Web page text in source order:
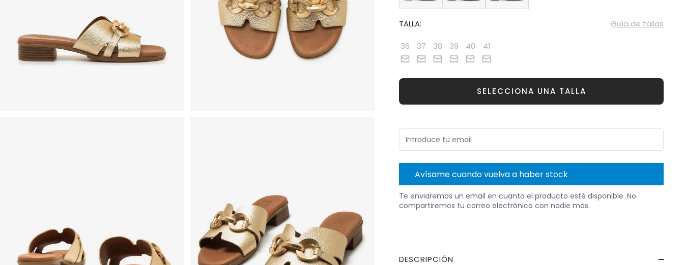
TALLA: Guía de tallas
36 37 38 39 40 41
SELECCIONA UNA TALLA
Avísame cuando vuelva a haber stock
Te enviaremos un email en cuanto el producto esté disponible. No
compartiremos tu correo electrónico con nadie más.
DESCRIPCIÓN